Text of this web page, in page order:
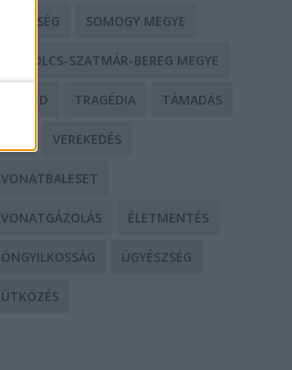
SEGÍTSÉG SOMOGY MEGYE
SZABOLCS-SZATMÁR-BEREG MEGYE
SZEGED TRAGÉDIA TÁMADÁS
VEREKEDÉS
VONATBALESET
VONATGÁZOLÁS ÉLETMENTÉS
ÖNGYILKOSSÁG ÜGYÉSZSÉG
ÜTKÖZÉS